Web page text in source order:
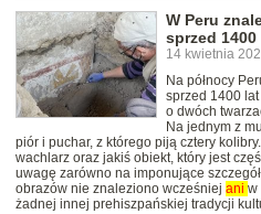
W Peru
sprzed 1400
14 kwietnia
Na północy
sprzed 1400
o dwóch
Na jednym z
piór i puchar, z którego piją cztery
wachlarz oraz jakiś obiekt, który jest
uwagę zarówno na imponujące
obrazów nie znaleziono wcześniej ani w
żadnej innej prehiszpańskiej tradycji